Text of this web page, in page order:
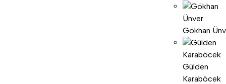
Gökhan
Gülden
Karaböcek